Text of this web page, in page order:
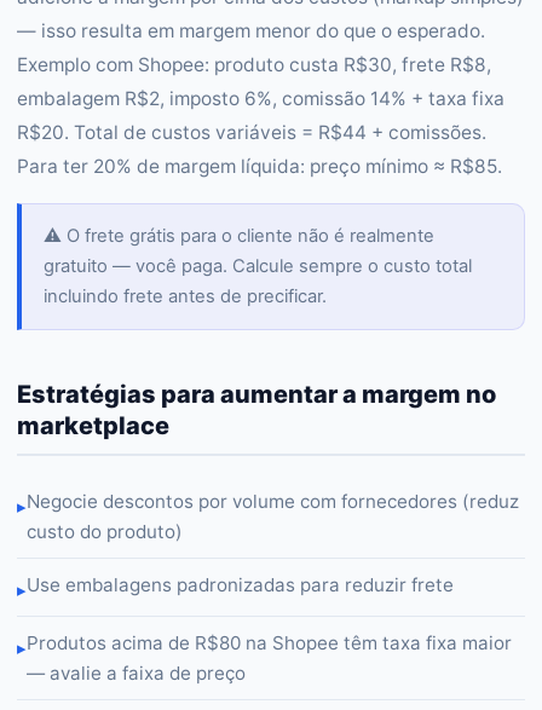
— isso resulta em margem menor do que o esperado.
Exemplo com Shopee: produto custa R$30, frete R$8,
embalagem R$2, imposto 6%, comissão 14% + taxa fixa
R$20. Total de custos variáveis = R$44 + comissões.
Para ter 20% de margem líquida: preço mínimo ≈ R$85.
⚠️ O frete grátis para o cliente não é realmente
gratuito — você paga. Calcule sempre o custo total
incluindo frete antes de precificar.
Estratégias para aumentar a margem no
marketplace
▸Negocie descontos por volume com fornecedores (reduz
custo do produto)
▸Use embalagens padronizadas para reduzir frete
▸Produtos acima de R$80 na Shopee têm taxa fixa maior
— avalie a faixa de preço